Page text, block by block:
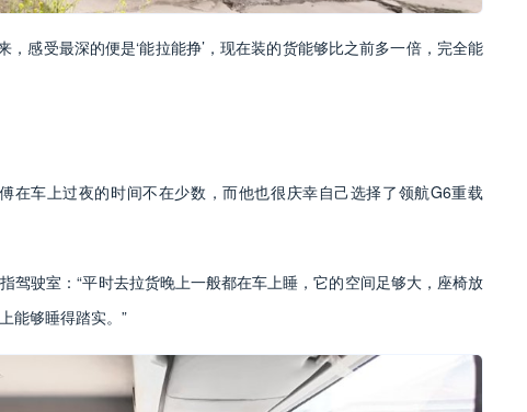
感受最深的便是‘能拉能挣’，现在装的货能够比之前多一倍，完全能
在车上过夜的时间不在少数，而他也很庆幸自己选择了领航G6重载
驾驶室：“平时去拉货晚上一般都在车上睡，它的空间足够大，座椅放
能够睡得踏实。”